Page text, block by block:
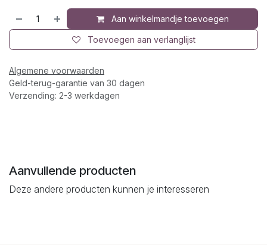
Aan winkelmandje toevoegen
Toevoegen aan verlanglijst
Algemene voorwaarden
Geld-terug-garantie van 30 dagen
Verzending: 2-3 werkdagen
Aanvullende producten
Deze andere producten kunnen je interesseren